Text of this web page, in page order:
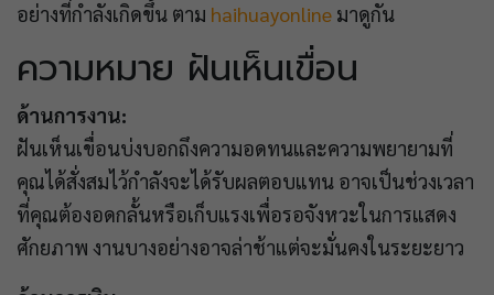
อย่างที่กำลังเกิดขึ้น ตาม haihuayonline มาดูกัน
ความหมาย ฝันเห็นเขื่อน
ด้านการงาน:
ฝันเห็นเขื่อนบ่งบอกถึงความอดทนและความพยายามที่
คุณได้สั่งสมไว้กำลังจะได้รับผลตอบแทน อาจเป็นช่วงเวลา
ที่คุณต้องอดกลั้นหรือเก็บแรงเพื่อรอจังหวะในการแสดง
ศักยภาพ งานบางอย่างอาจล่าช้าแต่จะมั่นคงในระยะยาว